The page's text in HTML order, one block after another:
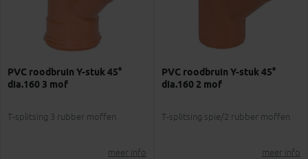
PVC roodbruin Y-stuk 45°
dia.160 3 mof
T-splitsing 3 rubber moffen
meer info
PVC roodbruin Y-stuk 45°
dia.160 2 mof
T-splitsing spie/2 rubber moffen
meer info